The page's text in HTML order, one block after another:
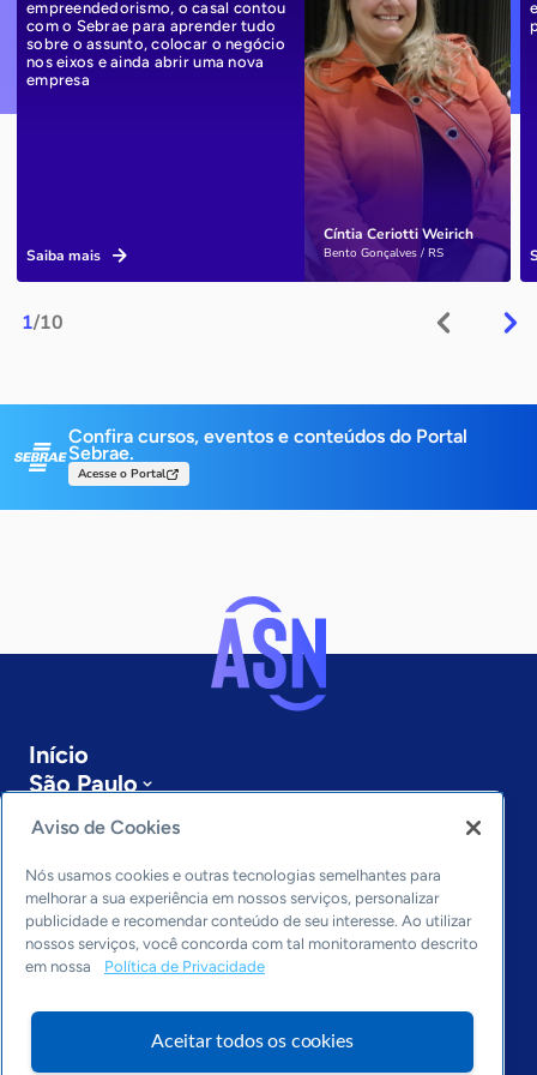
1/10
Cíntia Ceriotti Weirich
Bento Gonçalves / RS
empreendedorismo, o casal contou
com o Sebrae para aprender tudo
sobre o assunto, colocar o negócio
nos eixos e ainda abrir uma nova
empresa
Saiba mais
Confira cursos, eventos e conteúdos do Portal
Sebrae.
Acesse o Portal
Início
São Paulo
Sobre a ASN
Últimas notícias
Entre em contato
Editorias
Economia & Política
Inovação & Tecnologia
Cultura empreendedora
Arquivo
Aviso de Cookies
Nós usamos cookies e outras tecnologias semelhantes para
melhorar a sua experiência em nossos serviços, personalizar
publicidade e recomendar conteúdo de seu interesse. Ao utilizar
nossos serviços, você concorda com tal monitoramento descrito
em nossa
Política de Privacidade
Aceitar todos os cookies